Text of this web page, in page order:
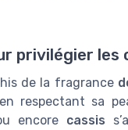
privilégier
de la fragrance
respectant sa
encore cassis